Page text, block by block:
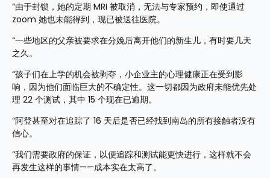
“由于封锁，她的定期 MRI 被取消，无法与专家预约，即使通过
zoom 她也未能得到，现已被送往医院。
“一些地区的父亲被要求在分娩后离开他们的新生儿，有时要几天
之久。
“孩子们在上学的机会被剥夺，小企业主的心理健康正在受到影
响，因为他们面临巨大的不确定性。这一切都因为政府未能优先处
理 22 个测试，其中 15 个现在已逾期。
“阿登甚至对在追踪了 16 天后是否已经找到南岛的所有接触者没有
信心。
“我们需要政府的保证，以便追踪和测试能更快进行，这样就不会
再发生这样的事情——成本实在太高了。